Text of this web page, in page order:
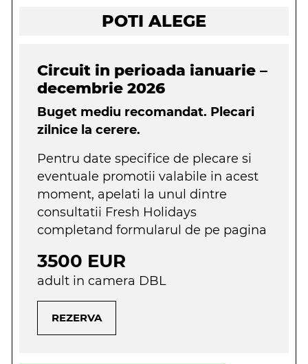
POTI ALEGE
Circuit in perioada ianuarie –
decembrie 2026
Buget mediu recomandat. Plecari
zilnice la cerere.
Pentru date specifice de plecare si
eventuale promotii valabile in acest
moment, apelati la unul dintre
consultatii Fresh Holidays
completand formularul de pe pagina
3500 EUR
adult in camera DBL
REZERVA